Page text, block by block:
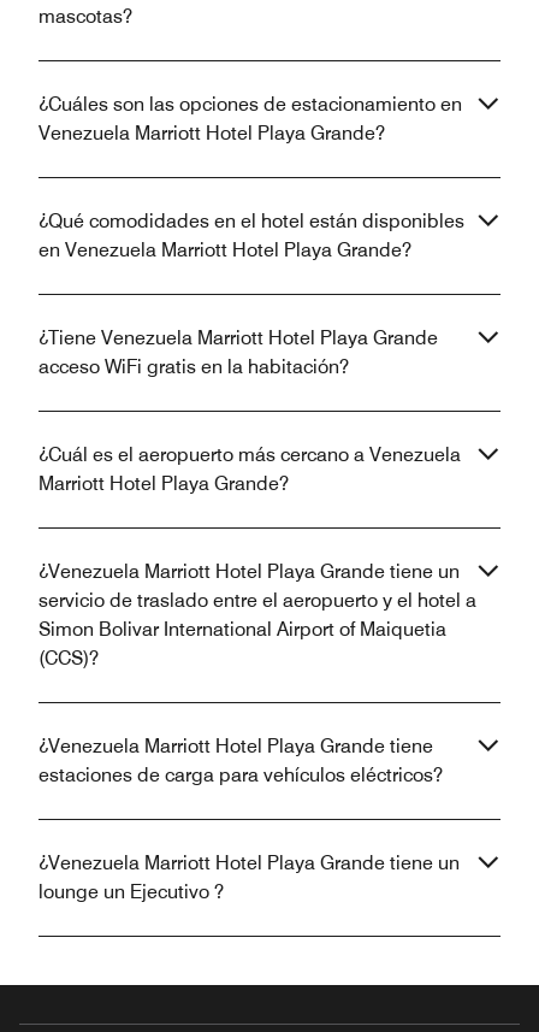
mascotas?
¿Cuáles son las opciones de estacionamiento en
Venezuela Marriott Hotel Playa Grande?
¿Qué comodidades en el hotel están disponibles
en Venezuela Marriott Hotel Playa Grande?
¿Tiene Venezuela Marriott Hotel Playa Grande
acceso WiFi gratis en la habitación?
¿Cuál es el aeropuerto más cercano a Venezuela
Marriott Hotel Playa Grande?
¿Venezuela Marriott Hotel Playa Grande tiene un
servicio de traslado entre el aeropuerto y el hotel a
Simon Bolivar International Airport of Maiquetia
(CCS)?
¿Venezuela Marriott Hotel Playa Grande tiene
estaciones de carga para vehículos eléctricos?
¿Venezuela Marriott Hotel Playa Grande tiene un
lounge un Ejecutivo ?